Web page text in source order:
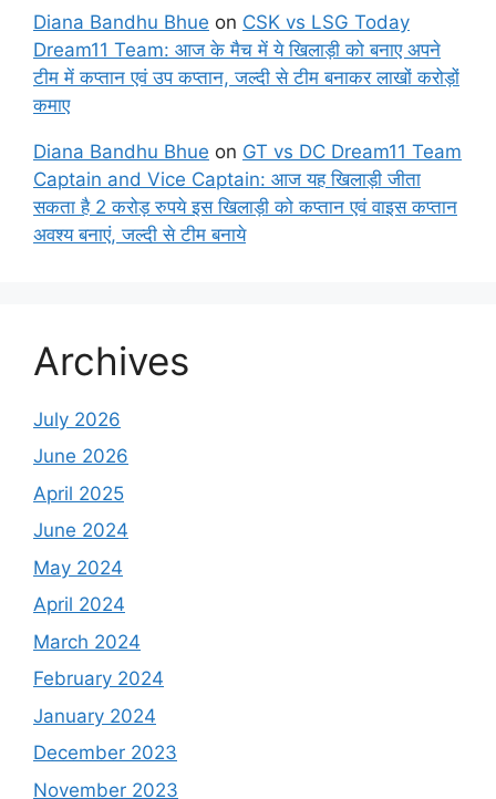
Diana Bandhu Bhue on CSK vs LSG Today
Dream11 Team: आज के मैच में ये खिलाड़ी को बनाए अपने
टीम में कप्तान एवं उप कप्तान, जल्दी से टीम बनाकर लाखों करोड़ों
कमाए
Diana Bandhu Bhue on GT vs DC Dream11 Team
Captain and Vice Captain: आज यह खिलाड़ी जीता
सकता है 2 करोड़ रुपये इस खिलाड़ी को कप्तान एवं वाइस कप्तान
अवश्य बनाएं, जल्दी से टीम बनाये
Archives
July 2026
June 2026
April 2025
June 2024
May 2024
April 2024
March 2024
February 2024
January 2024
December 2023
November 2023